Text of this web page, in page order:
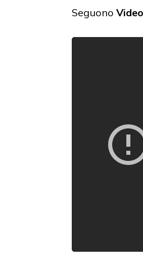
Seguono Video